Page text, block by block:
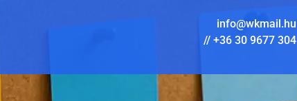
info@wkmail.hu
//+36 30 9677 304